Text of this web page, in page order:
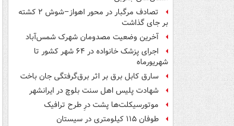
تصادف مرگبار در محور اهواز–شوش ۲ کشته
بر جای گذاشت
آخرین وضعیت مصدومان شهرک شمس‌آباد
اجرای پزشک خانواده در ۶۴ شهر کشور تا
شهریورماه
سارق کابل برق بر اثر برق‌گرفتگی جان باخت
شهادت پلیس اهل سنت بلوچ در ایرانشهر
موتورسیکلت‌ها پشت درِ طرح ترافیک
طوفان ۱۱۵ کیلومتری در سیستان